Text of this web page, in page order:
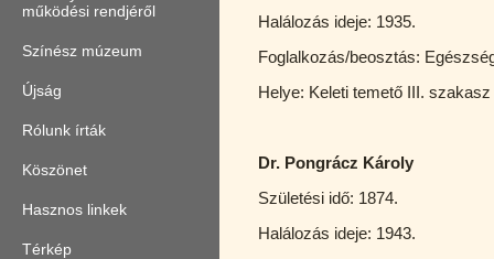
működési rendjéről
Színész múzeum
Újság
Rólunk írták
Köszönet
Hasznos linkek
Térkép
Halálozás ideje: 1935.
Foglalkozás/beosztás:
Helye: Keleti temető III.
Dr. Pongrácz Károly
Születési idő: 1874.
Halálozás ideje: 1943.